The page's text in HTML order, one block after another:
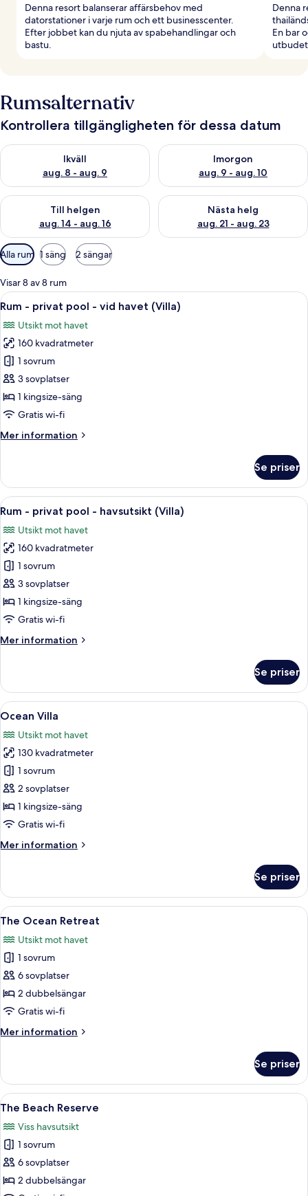
Denna resort balanserar affärsbehov med
datorstationer i varje rum och ett businesscenter.
Efter jobbet kan du njuta av spabehandlingar och
bastu.
Denna
En bar
Rumsalternativ
Kontrollera tillgängligheten för dessa datum
Ikväll
aug. 8 - aug. 9
Kontrollera tillgängligheten för ikväll aug. 8 - aug. 9
Imorgon
aug. 9 - aug. 10
Kontrollera tillgängligheten
Till helgen
aug. 14 - aug. 16
Kontrollera tillgängligheten för den här helgen aug. 14 - aug.
Nästa helg
aug. 21 - aug. 23
Kontrollera tillgängligheten
Tillgängliga
filter
för
rum
Alla rum 1 säng 2 sängar
Visar 8 av 8 rum
Öppna
alla
foton
för
Rum
-
privat
pool
vid
Ett rum med ett stort fönster med
7
Rum - privat pool - vid havet (Villa)
Utsikt mot havet
160 kvadratmeter
1 sovrum
3 sovplatser
1 kingsize-säng
Gratis wi-fi
Mer information
Mer
-
privat
pool
vid
havet
(Villa)
Se priser
Öppna
alla
foton
för
Rum
-
privat
pool
havsutsikt
Ett rymligt rum med ett stort fönster
9
Rum - privat pool - havsutsikt (Villa)
Utsikt mot havet
160 kvadratmeter
1 sovrum
3 sovplatser
1 kingsize-säng
Gratis wi-fi
Mer information
Mer
-
privat
pool
havsutsikt
(Villa)
Se priser
Öppna
alla
foton
för
Ocean
Villa
Ett rymligt sovrum med en stor
6
Ocean Villa
Utsikt mot havet
130 kvadratmeter
1 sovrum
2 sovplatser
1 kingsize-säng
Gratis wi-fi
Mer information
Mer
Villa
Se priser
Öppna
alla
foton
för
The
Ocean
Retreat
En infinitypool med ett trädäck och
10
The Ocean Retreat
Utsikt mot havet
1 sovrum
6 sovplatser
2 dubbelsängar
Gratis wi-fi
Mer information
Mer
Ocean
Retreat
Se priser
Öppna
alla
foton
för
The
Beach
Ett rymligt sovrum med en stor
10
The Beach Reserve
Viss havsutsikt
1 sovrum
6 sovplatser
2 dubbelsängar